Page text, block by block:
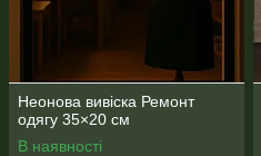
Неонова вивіска Ремонт
одягу 35×20 см
В наявності